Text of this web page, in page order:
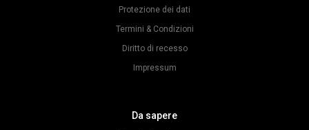
Protezione dei dati
Termini & Condizioni
Diritto di recesso
Impressum
Da sapere